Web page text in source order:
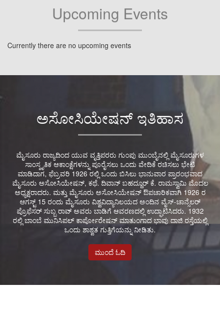
Upcoming Events
Currently there are no upcoming events
ಅಸೋಸಿಯೇಷನ್ ಇತಿಹಾಸ
ಮೈಸೂರು ರಾಜ್ಯದಿಂದ ಯುವ ವೃತ್ತಿಪರರು ಗುಂಪು ಮುಂಬೈನಲ್ಲಿ ಮೈಸೂರುಗಳ
ಸಾಂಸ್ಕೃತಿಕ ಆಕಾಂಕ್ಷೆಗಳನ್ನು ಪೂರೈಸಲು ಒಂದು ವೇದಿಕೆ ರಚಿಸಲು ಭೇಟಿ
ಮಾಡಿದಾಗ, ಫೆಬ್ರವರಿ 1926 ರಲ್ಲಿ ಒಂದು ಬಿಸಿಲು ಭಾನುವಾರ ಪ್ರಾರಂಭವಾದ
ಮೈಸೂರು ಅಸೋಸಿಯೇಷನ್, ಕಥೆ. ದಿವಾನ್ ಬಹದ್ದೂರ್ ಕೆ. ರಾಮಸ್ವಾಮಿ ಮೊದಲ
ಅಧ್ಯಕ್ಷರಾದರು. ಮತ್ತು ಮೈಸೂರು ಅಸೋಸಿಯೇಷನ್ ​​ಔಪಚಾರಿಕವಾಗಿ 1926 ರ
ಆಗಸ್ಟ್ 15 ರಂದು ಮೈಸೂರು ವಿಶ್ವವಿದ್ಯಾನಿಲಯದ ಅಂದಿನ ವೈಸ್-ಚಾನ್ಸೆಲರ್
ಪ್ರೊಫೆಸರ್ ಸುಬ್ಬ ರಾವ್ ಅವರು ಬಾಡಿಗೆ ಆವರಣದಲ್ಲಿ ಉದ್ಘಾಟಿಸಿದರು. 1932
ರಲ್ಲಿ ಬಾಂಬೆ ಮುನಿಸಿಪಲ್ ಕಾರ್ಪೋರೇಷನ್ ಮಾತುಂಗಾದ ಭಾವು ದಾಜಿ ರಸ್ತೆಯಲ್ಲಿ
ಒಂದು ಶಾಶ್ವತ ಗುತ್ತಿಗೆಯನ್ನು ನೀಡಿತು.
ಮುಂದೆ ಓದಿ